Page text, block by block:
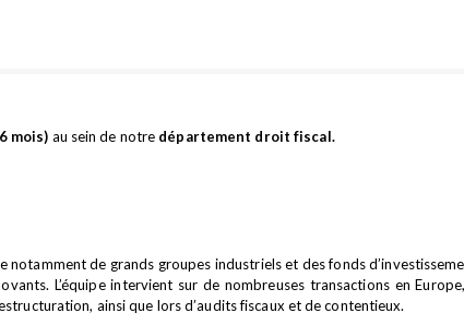
mois) au sein de notre département droit fiscal.
notamment de grands groupes industriels et des fonds
L’équipe intervient sur de nombreuses transactions en
ainsi que lors d’audits fiscaux et de contentieux.